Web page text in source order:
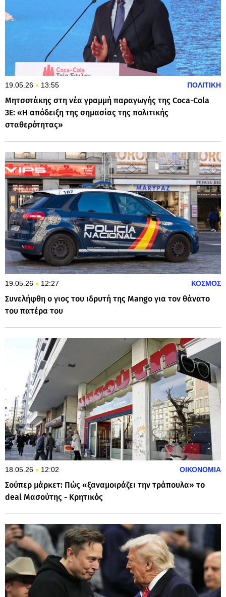
19.05.26 13:55 ΠΟΛΙΤΙΚΗ
Μητσοτάκης στη νέα γραμμή παραγωγής της Coca-Cola
3Ε: «Η απόδειξη της σημασίας της πολιτικής
σταθερότητας»
19.05.26 12:27 ΚΟΣΜΟΣ
Συνελήφθη ο γιος του ιδρυτή της Mango για τον θάνατο
του πατέρα του
18.05.26 12:02 ΟΙΚΟΝΟΜΙΑ
Σούπερ μάρκετ: Πώς «ξαναμοιράζει την τράπουλα» το
deal Μασούτης - Κρητικός